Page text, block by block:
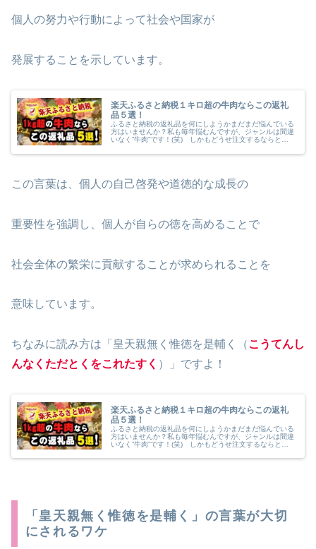
個人の努力や行動によって社会や国家が
発展することを示しています。
楽天ふるさと納税１キロ超の牛肉ならこの返礼
品５選！
ふるさと納税の返礼品を何にしようかまだまだ悩んでいる
方はいませんか？私も毎年悩むんですが、ジャンルは間違
いなく”牛肉”です！(笑) しかもどうせ注文するならと、
私が過去の注文からリピートしまくっている、超オススメ
ちゃいます！！
この言葉は、個人の自己啓発や道徳的な成長の
重要性を強調し、個人が自らの徳を高めることで
社会全体の繁栄に貢献することが求められることを
意味しています。
ちなみに読み方は「皇天親無く惟徳を是輔く（こうてんし
んなくただとくをこれたすく ）」ですよ！
楽天ふるさと納税１キロ超の牛肉ならこの返礼
品５選！
ふるさと納税の返礼品を何にしようかまだまだ悩んでいる
方はいませんか？私も毎年悩むんですが、ジャンルは間違
いなく”牛肉”です！(笑) しかもどうせ注文するならと、
私が過去の注文からリピートしまくっている、超オススメ
「皇天親無く惟徳を是輔く」の言葉が大切
にされるワケ